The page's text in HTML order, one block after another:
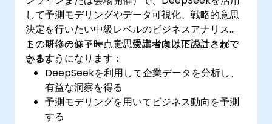
して予測モデリングやデータ可視化、戦略的意思
決定を行いたい中級レベルのビジネスアナリス
ト、マネージャー、意思決定者向けに設計されて
います。
この研修の修了時点で、受講者は以下のことがで
きるようになります：
DeepSeekを利用して企業データを分析し、
有益な洞察を得る
予測モデリングを用いてビジネス動向を予測
する